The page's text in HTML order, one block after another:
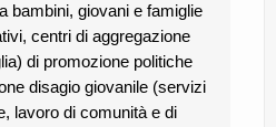
bambini, giovani e famiglie
centri di aggregazione
di promozione politiche
disagio giovanile (servizi
lavoro di comunità e di